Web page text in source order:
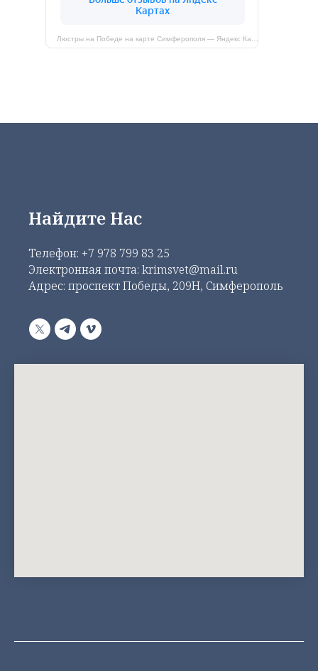
Найдите Нас
Телефон: +7 978 799 83 25
Электронная почта: krimsvet@mail.ru
Адрес: проспект Победы, 209Н, Симферополь